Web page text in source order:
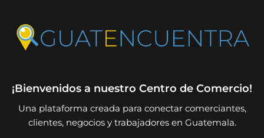
¡Bienvenidos a nuestro Centro de Comercio!
Una plataforma creada para conectar comerciantes,
clientes, negocios y trabajadores en Guatemala.